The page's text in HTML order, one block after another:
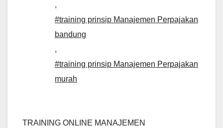
,
#training prinsip Manajemen Perpajakan
bandung
,
#training prinsip Manajemen Perpajakan
murah
TRAINING ONLINE MANAJEMEN